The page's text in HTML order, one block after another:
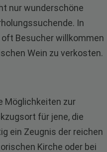
nur wunderschöne
In
Besucher willkommen
Wein zu verkosten.
Möglichkeiten zur
für jene, die
ein Zeugnis der reichen
Kirche oder bei